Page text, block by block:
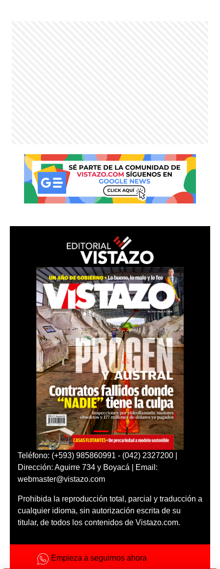
Teléfono: (+593) 985860991 - (042) 2327200 |
Dirección: Aguirre 734 y Boyacá | Email:
webmaster@vistazo.com
Prohibida la reproducción total, parcial y traducción a
cualquier idioma, sin autorización escrita de su
titular, de todos los contenidos de Vistazo.com.
Empieza a seguirnos ahora